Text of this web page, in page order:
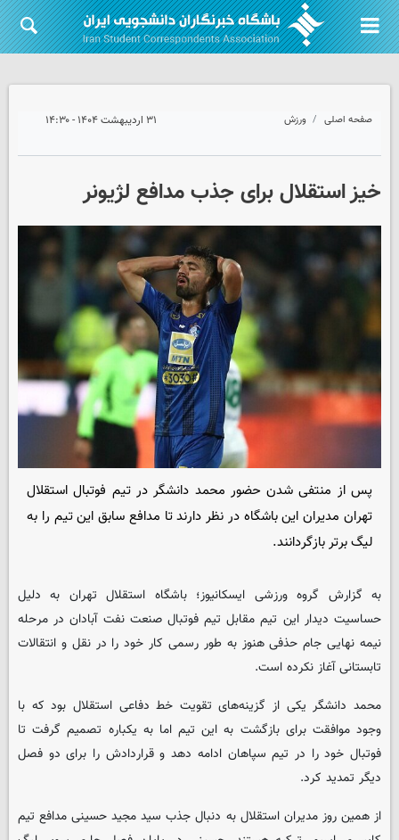
صفحه اصلی ورزش ۳۱ اردیبهشت ۱۴۰۴ - ۱۴:۳۰
خیز استقلال برای جذب مدافع لژیونر
پس از منتفی شدن حضور محمد دانشگر در تیم فوتبال استقلال
تهران مدیران این باشگاه در نظر دارند تا مدافع سابق این تیم را به
لیگ برتر بازگردانند.
به گزارش گروه ورزشی ایسکانیوز؛ باشگاه استقلال تهران به دلیل
حساسیت دیدار این تیم مقابل تیم فوتبال صنعت نفت آبادان در مرحله
نیمه نهایی جام حذفی هنوز به طور رسمی کار خود را در نقل و انتقالات
تابستانی آغاز نکرده است.
محمد دانشگر یکی از گزینه‌های تقویت خط دفاعی استقلال بود که با
وجود موافقت برای بازگشت به این تیم اما به یکباره تصمیم گرفت تا
فوتبال خود را در تیم سپاهان ادامه دهد و قراردادش را برای دو فصل
دیگر تمدید کرد.
از همین روز مدیران استقلال به دنبال جذب سید مجید حسینی مدافع تیم